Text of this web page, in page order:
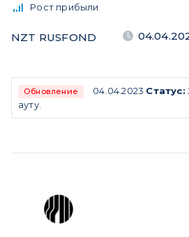
Рост прибыли
NZT RUSFOND
Обновление 04.04.2023 Статус:
ауту.